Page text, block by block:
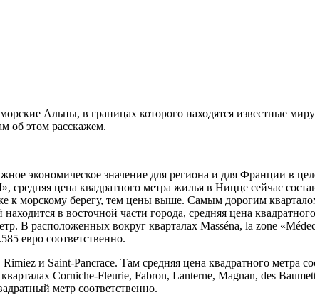
Альпы, в границах которого находятся известные
об этом расскажем.
экономическое значение для региона и для Франции в
цена квадратного метра жилья в Ницце сейчас
к морскому берегу, тем цены выше. Самым дорогим
в восточной части города, средняя цена
В расположенных вокруг кварталах Masséna, la zone
евро соответственно.
и Saint-Pancrace. Там средняя цена квадратного метра
Corniche-Fleurie, Fabron, Lanterne, Magnan, des
метр соответственно.